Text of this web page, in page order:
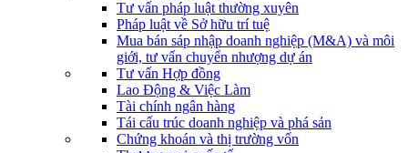
Tư vấn pháp luật thường xuyên
Pháp luật về Sở hữu trí tuệ
Mua bán sáp nhập doanh nghiệp (M&A) và môi
giới, tư vấn chuyển nhượng dự án
Tư vấn Hợp đồng
Lao Động & Việc Làm
Tài chính ngân hàng
Tái cấu trúc doanh nghiệp và phá sản
Chứng khoán và thị trường vốn